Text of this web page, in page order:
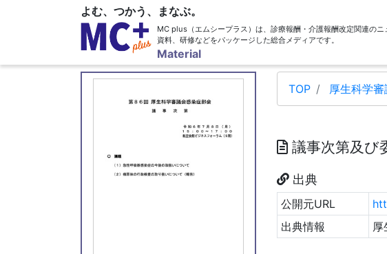
よむ、つかう、まなぶ。
MC plus（エムシープラス）は、診療報酬・介護報酬改定関連のニ
資料、研修などをパッケージした総合メディアです。
Material
TOP 厚生科学審
議事次第及び
出典
公開元URL
出典情報